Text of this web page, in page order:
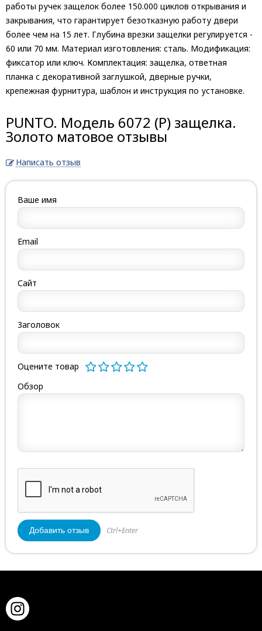
работы ручек защелок более 150.000 циклов открывания и
закрывания, что гарантирует безотказную работу двери
более чем на 15 лет. Глубина врезки защелки регулируется -
60 или 70 мм. Материал изготовления: сталь. Модификация:
фиксатор или ключ. Комплектация: защелка, ответная
планка с декоративной заглушкой, дверные ручки,
крепежная фурнитура, шаблон и инструкция по установке.
PUNTO. Модель 6072 (Р) защелка.
Золото матовое отзывы
Написать отзыв
Ваше имя
Email
Сайт
Заголовок
Оцените товар
Обзор
Ctrl+Enter